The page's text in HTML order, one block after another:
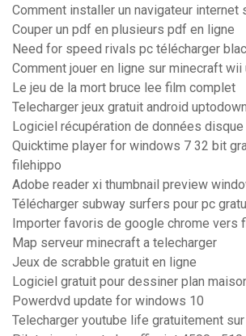
Comment installer un navigateur internet
Couper un pdf en plusieurs pdf en ligne
Need for speed rivals pc télécharger
Comment jouer en ligne sur minecraft wii
Le jeu de la mort bruce lee film complet
Telecharger jeux gratuit android uptodown
Logiciel récupération de données
Quicktime player for windows 7 32 bit
filehippo
Adobe reader xi thumbnail preview
Télécharger subway surfers pour pc
Importer favoris de google chrome vers
Map serveur minecraft a telecharger
Jeux de scrabble gratuit en ligne
Logiciel gratuit pour dessiner plan
Powerdvd update for windows 10
Telecharger youtube life gratuitement